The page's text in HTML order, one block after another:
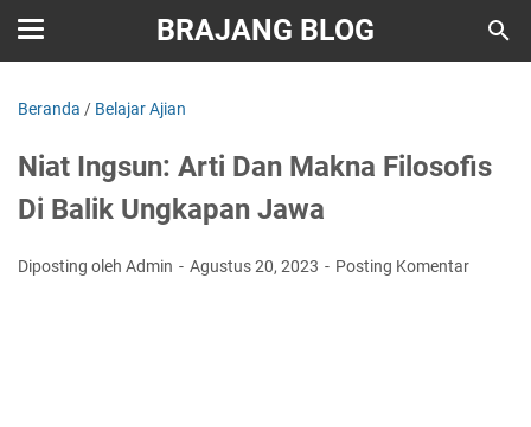
BRAJANG BLOG
Beranda / Belajar Ajian
Niat Ingsun: Arti Dan Makna Filosofis
Di Balik Ungkapan Jawa
Diposting oleh Admin Agustus 20, 2023 Posting Komentar